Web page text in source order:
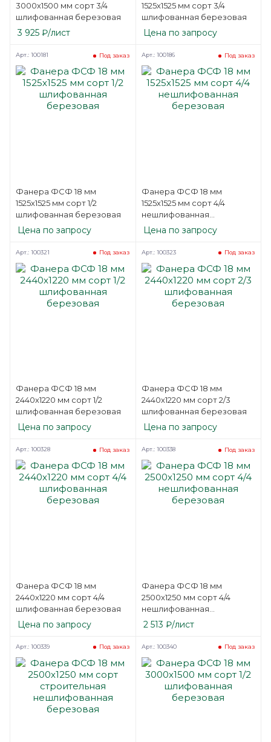
3000х1500 мм сорт 3/4
шлифованная березовая
3 925 ₽/лист
1525х1525 мм сорт 3/4
шлифованная березовая
Цена по запросу
Фанера ФСФ 18 мм
1525х1525 мм сорт 1/2
шлифованная березовая
Под заказ
Арт.: 100181
Цена по запросу
Фанера ФСФ 18 мм
1525х1525 мм сорт 4/4
нешлифованная
березовая
Под заказ
Арт.: 100186
Цена по запросу
Фанера ФСФ 18 мм
2440х1220 мм сорт 1/2
шлифованная березовая
Под заказ
Арт.: 100321
Цена по запросу
Фанера ФСФ 18 мм
2440х1220 мм сорт 2/3
шлифованная березовая
Под заказ
Арт.: 100323
Цена по запросу
Фанера ФСФ 18 мм
2440х1220 мм сорт 4/4
шлифованная березовая
Под заказ
Арт.: 100328
Цена по запросу
Фанера ФСФ 18 мм
2500х1250 мм сорт 4/4
нешлифованная
березовая
Под заказ
Арт.: 100338
2 513 ₽/лист
Под заказ
Арт.: 100339 Под заказ
Арт.: 100340